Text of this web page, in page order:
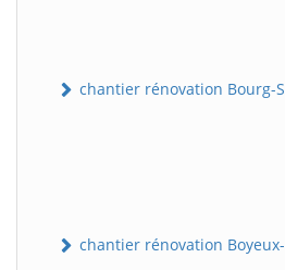
chantier rénovation Bourg-
chantier rénovation